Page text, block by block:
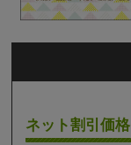
ネット割引価格